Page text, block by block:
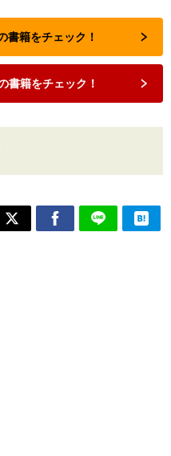
書籍をチェック！
書籍をチェック！